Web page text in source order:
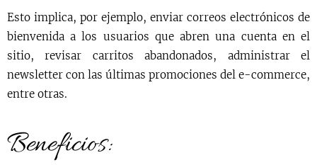
Esto implica, por ejemplo, enviar correos electrónicos de
bienvenida a los usuarios que abren una cuenta en el
sitio, revisar carritos abandonados, administrar el
newsletter con las últimas promociones del e-commerce,
entre otras.
Beneficios: